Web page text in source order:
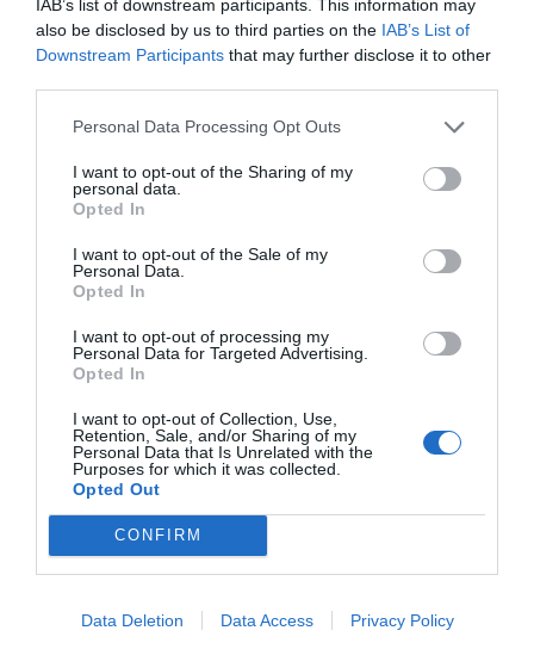
IAB’s list of downstream participants. This information may
also be disclosed by us to third parties on the IAB’s List of
Downstream Participants that may further disclose it to other
Personal Data Processing Opt Outs
I want to opt-out of the Sharing of my
personal data.
Opted In
I want to opt-out of the Sale of my
Personal Data.
Opted In
I want to opt-out of processing my
Personal Data for Targeted Advertising.
Opted In
I want to opt-out of Collection, Use,
Retention, Sale, and/or Sharing of my
Personal Data that Is Unrelated with the
Purposes for which it was collected.
Opted Out
CONFIRM
Data Deletion Data Access Privacy Policy